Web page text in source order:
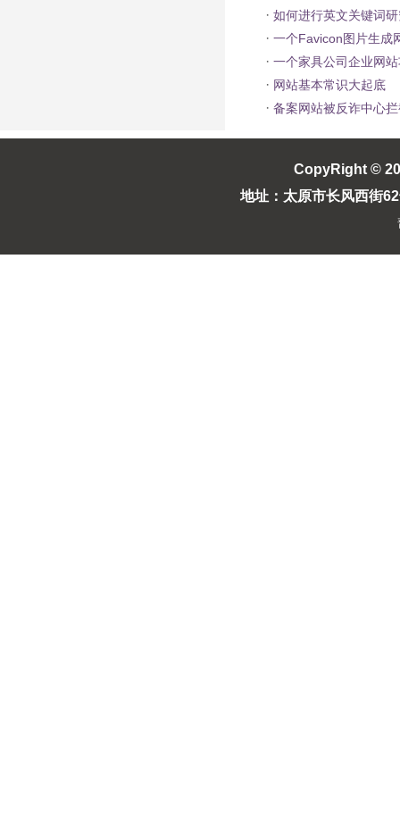
· 如何进行英文关键词
· 一个Favicon图片生成
· 一个家具公司企业网
· 网站基本常识大起底
· 备案网站被反诈中心
CopyRight ©
地址：太原市长风西街